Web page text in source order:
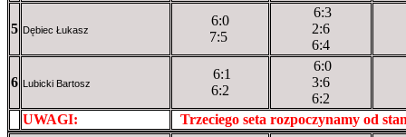
5 Dębiec Łukasz
6:0
7:5
6:3
2:6
6:4
6 Lubicki Bartosz
6:1
6:2
6:0
3:6
6:2
UWAGI:
Trzeciego seta rozpoczynamy od